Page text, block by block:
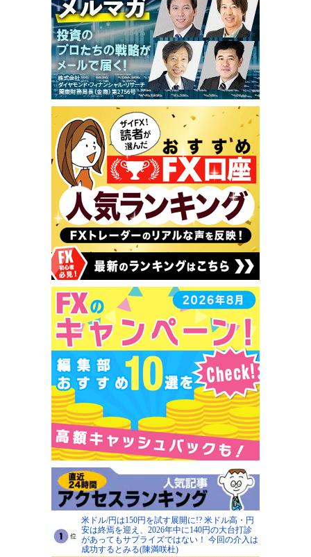
米ドル/円は150円を試す展開に!? 米ドル高・円
安は終焉を迎え、2026年中に140円の大台打診
があってもサプライズではない！ 今回の介入は
成功するとみる(陳満咲杜)